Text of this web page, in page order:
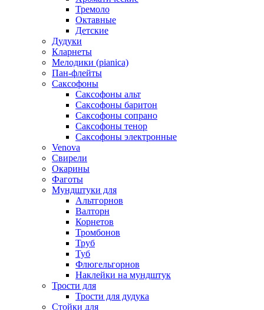
Тремоло
Октавные
Детские
Дудуки
Кларнеты
Мелодики (pianica)
Пан-флейты
Саксофоны
Саксофоны альт
Саксофоны баритон
Саксофоны сопрано
Саксофоны тенор
Саксофоны электронные
Venova
Свирели
Окарины
Фаготы
Мундштуки для
Альтгорнов
Валторн
Корнетов
Тромбонов
Труб
Туб
Флюгельгорнов
Наклейки на мундштук
Трости для
Трости для дудука
Стойки для